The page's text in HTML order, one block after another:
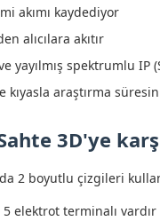
akımı kaydediyor
alıcılara akıtır
yayılmış spektrumlu IP
kıyasla araştırma
3D'ye
2 boyutlu çizgileri
5 elektrot terminalı vardır